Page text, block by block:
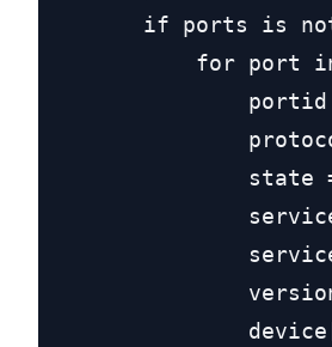
if ports is
for port
state